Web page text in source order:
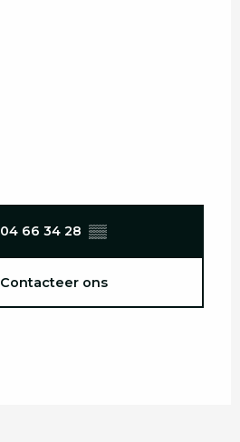
04 66 34 28 ▒▒
Contacteer ons